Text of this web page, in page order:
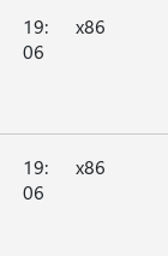
19:
06
x86
19:
06
x86